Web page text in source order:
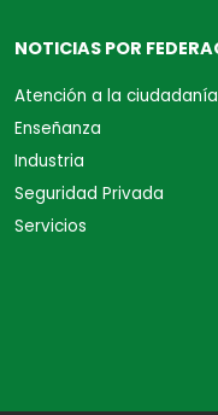
NOTICIAS POR
Atención a la ciudadanía
Enseñanza
Industria
Seguridad Privada
Servicios